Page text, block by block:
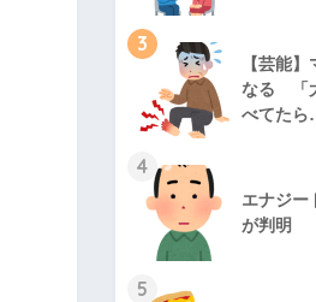
3
【芸能
なる 「
べてたら
4
エナジー
が判明
5